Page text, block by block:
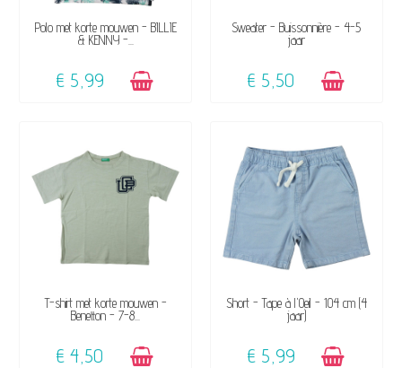
BESCHIKBAAR
Polo met korte mouwen - BILLIE
& KENNY -...
€ 5,99
BESCHIKBAAR
Sweater - Buissonnière - 4-5
jaar
€ 5,50
BESCHIKBAAR
T-shirt met korte mouwen -
Benetton - 7-8...
€ 4,50
BESCHIKBAAR
Short - Tape à l'Oeil - 104 cm (4
jaar)
€ 5,99